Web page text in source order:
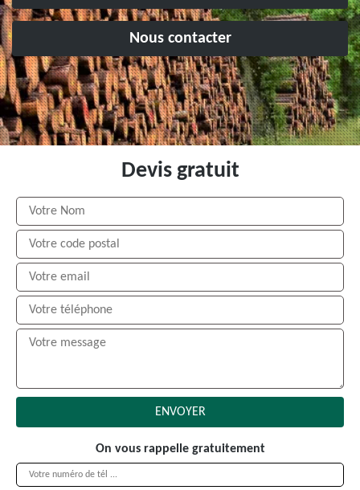
Nous contacter
Devis gratuit
On vous rappelle gratuitement